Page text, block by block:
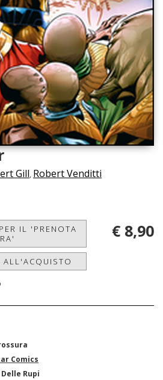
Gill, Robert Venditti
IL 'PRENOTA
€ 8,90
Comics
Delle Rupi